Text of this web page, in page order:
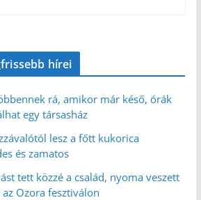
hírei
rá, amikor már késő, órák
egy társasház
lesz a főtt kukorica
és zamatos
tett közzé a család, nyoma veszett
Ozora fesztiválon